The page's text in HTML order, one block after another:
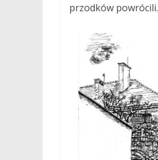
przodków powrócili.